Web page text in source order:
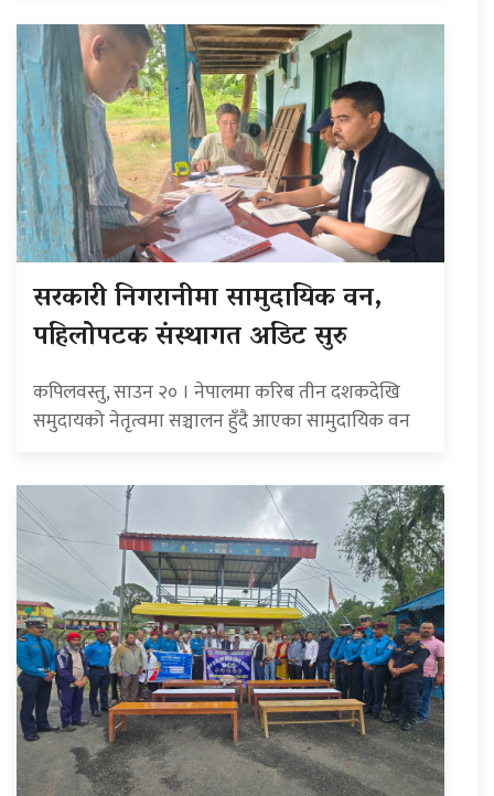
सरकारी निगरानीमा सामुदायिक वन,
पहिलोपटक संस्थागत अडिट सुरु
कपिलवस्तु, साउन २० । नेपालमा करिब तीन दशकदेखि
समुदायको नेतृत्वमा सञ्चालन हुँदै आएका सामुदायिक वन